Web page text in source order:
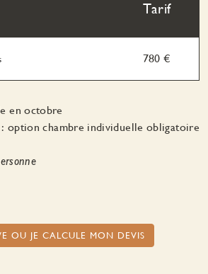
Tarif
780 €
en octobre
option chambre individuelle obligatoire
OU JE CALCULE MON DEVIS